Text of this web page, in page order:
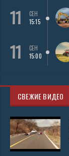
11
СЕН
15:15
11
СЕН
15:00
СВЕЖИЕ ВИДЕО